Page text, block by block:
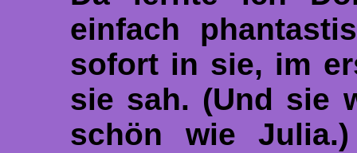
einfach
sofort in sie, im
sie sah. (Und sie
schön wie